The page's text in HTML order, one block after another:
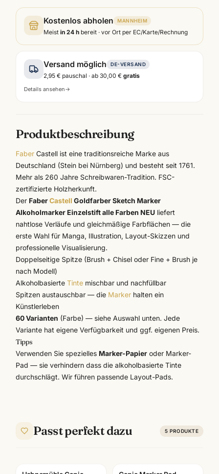
Kostenlos abholen MANNHEIM
Meist in 24 h bereit · vor Ort per EC/Karte/Rechnung
Versand möglich DE-VERSAND
2,95 € pauschal · ab 30,00 € gratis
Details ansehen→
Produktbeschreibung
Faber Castell ist eine traditionsreiche Marke aus
Deutschland (Stein bei Nürnberg) und besteht seit 1761.
Mehr als 260 Jahre Schreibwaren-Tradition. FSC-
zertifizierte Holzherkunft.
Der FaberCastell Goldfarber Sketch Marker
Alkoholmarker Einzelstift alle Farben NEU liefert
nahtlose Verläufe und gleichmäßige Farbflächen — die
erste Wahl für Manga, Illustration, Layout-Skizzen und
professionelle Visualisierung.
Doppelseitige Spitze (Brush + Chisel oder Fine + Brush je
nach Modell)
Alkoholbasierte Tinte mischbar und nachfüllbar
Spitzen austauschbar — die Marker halten ein
Künstlerleben
60 Varianten (Farbe) — siehe Auswahl unten. Jede
Variante hat eigene Verfügbarkeit und ggf. eigenen Preis.
Tipps
Verwenden Sie spezielles Marker-Papier oder Marker-
Pad — sie verhindern dass die alkoholbasierte Tinte
durchschlägt. Wir führen passende Layout-Pads.
Passt perfekt dazu 5 PRODUKTE